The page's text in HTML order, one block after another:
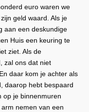
euro waren we
geld waard. Als je
aan een deskundige
Huis een keuring te
ziet. Als de
zal ons dat niet
daar kom je achter als
daarop hebt bespaard
op je binnenmuren
nemen van een